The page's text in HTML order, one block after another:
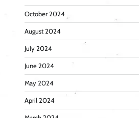
October 2024
August 2024
July 2024
June 2024
May 2024
April 2024